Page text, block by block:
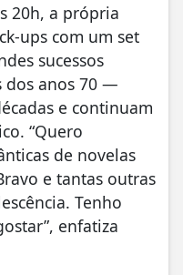
20h, a própria
ups com um set
sucessos
dos anos 70 —
e continuam
“Quero
de novelas
e tantas outras
Tenho
enfatiza